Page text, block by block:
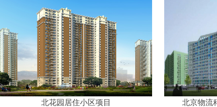
北花园居住小区项目 北京物流